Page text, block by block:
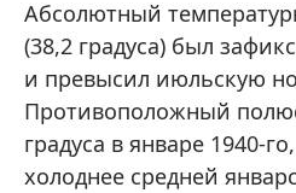
Абсолютный
(38,2 градуса) был
и превысил июльскую
Противоположный
градуса в январе 1940-
холоднее средней